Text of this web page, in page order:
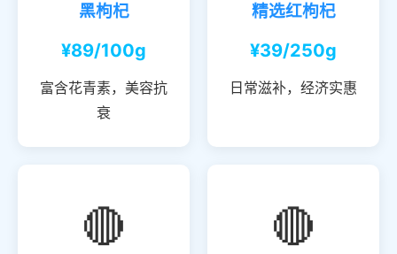
黑枸杞
¥89/100g
富含花青素，美容抗
衰
精选红枸杞
¥39/250g
日常滋补，经济实惠
🔴 🔴